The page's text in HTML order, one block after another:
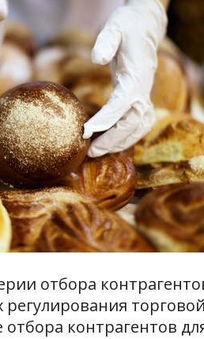
отбора
регулирования
отбора контрагентов